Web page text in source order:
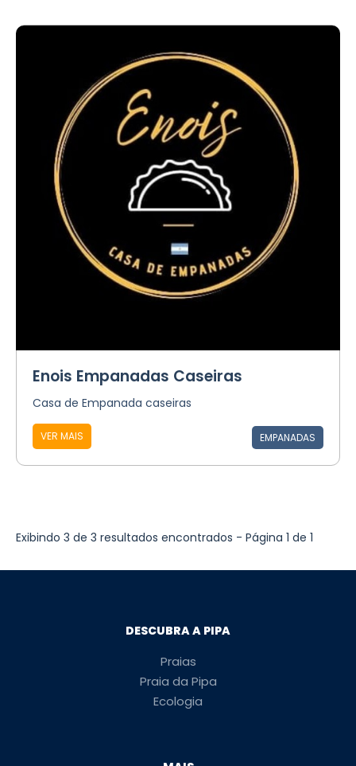
Enois Empanadas Caseiras
Casa de Empanada caseiras
VER MAIS EMPANADAS
Exibindo 3 de 3 resultados encontrados - Página 1 de 1
DESCUBRA A PIPA
Praias
Praia da Pipa
Ecologia